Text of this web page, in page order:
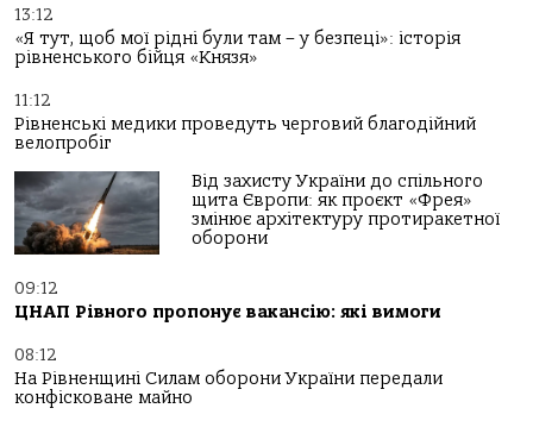
13:12
«Я тут, щоб мої рідні були там – у безпеці»: історія
рівненського бійця «Князя»
11:12
Рівненські медики проведуть черговий благодійний
велопробіг
Від захисту України до спільного
щита Європи: як проєкт «Фрея»
змінює архітектуру протиракетної
оборони
09:12
ЦНАП Рівного пропонує вакансію: які вимоги
08:12
На Рівненщині Силам оборони України передали
конфісковане майно